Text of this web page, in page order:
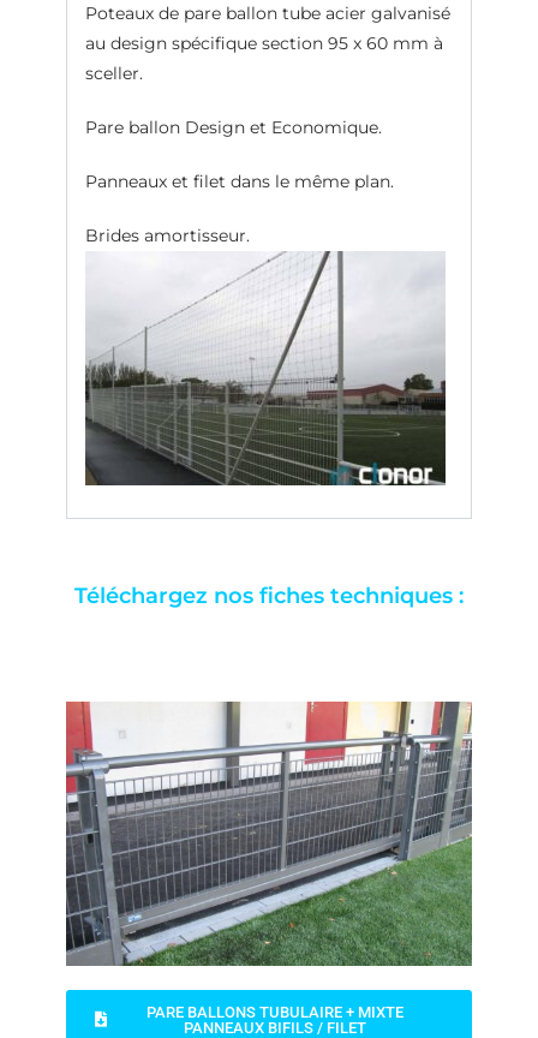
Poteaux de pare ballon tube acier galvanisé
au design spécifique section 95 x 60 mm à
sceller.
Pare ballon Design et Economique.
Panneaux et filet dans le même plan.
Brides amortisseur.
Téléchargez nos fiches techniques :
PARE BALLONS TUBULAIRE + MIXTE
PANNEAUX BIFILS / FILET